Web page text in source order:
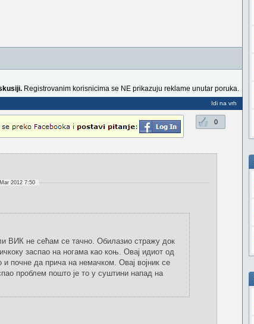
Registrovanim korisnicima se NE prikazuju reklame unutar poruka.
Idi na vrh
0
2012 7:50
ВИК не сећам се тачно. Обилазио стражу док
заспао на ногама као коњ. Овај идиот од
почне да прича на немачком. Овај војник се
проблем пошто је то у суштини напад на